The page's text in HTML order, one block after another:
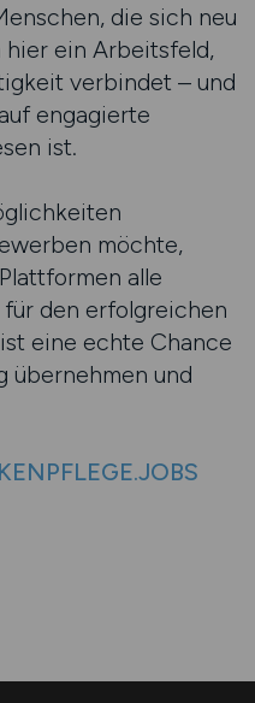
die sich neu
ein Arbeitsfeld,
verbindet – und
engagierte
ist.
möchte,
alle
den erfolgreichen
eine echte Chance
übernehmen und